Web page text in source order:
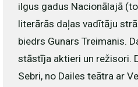
ilgus gadus Nacionālajā
literārās daļas vadītāju
biedrs Gunars Treimanis.
stāstīja aktieri un režisori.
Sebri, no Dailes teātra ar